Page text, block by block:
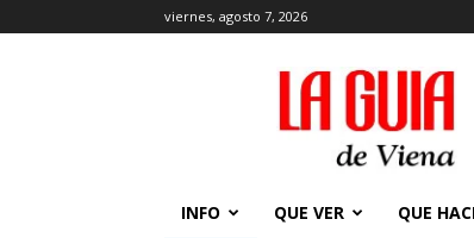
viernes, agosto 7, 2026
La
Guía
de
Viena
2026
INFO QUE VER QUE